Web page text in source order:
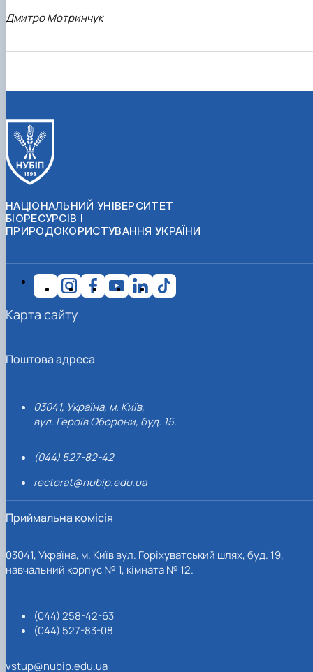
Дмитро Мотринчук
НАЦІОНАЛЬНИЙ УНІВЕРСИТЕТ
БІОРЕСУРСІВ І
ПРИРОДОКОРИСТУВАННЯ УКРАЇНИ
Поштова адреса
03041, Україна, м. Київ,
вул. Героїв Оборони, буд. 15.
(044) 527-82-42
rectorat@nubip.edu.ua
Приймальна комісія
03041, Україна, м. Київ вул. Горіхуватський шлях, буд. 19,
навчальний корпус № 1, кімната № 12.
(044) 258-42-63
(044) 527-83-08
vstup@nubip.edu.ua
Карта сайту